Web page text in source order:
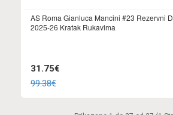
AS Roma Gianluca Mancini #23 Rezervni
2025-26 Kratak Rukavima
31.75€
99.38€